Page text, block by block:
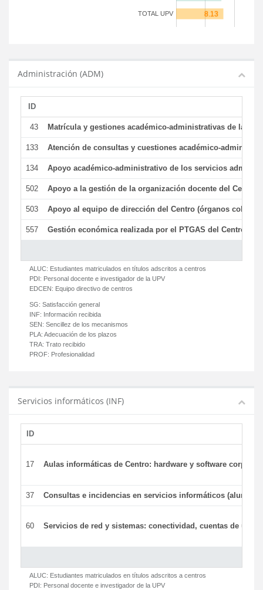
TOTAL UPV
Administración (ADM)
ID
43 Matrícula y gestiones académico-administrativas de la
133 Atención de consultas y cuestiones académico-
134 Apoyo académico-administrativo de los servicios
502 Apoyo a la gestión de la organización docente del Centro
503 Apoyo al equipo de dirección del Centro (órganos
557 Gestión económica realizada por el PTGAS del Centro
ALUC: Estudiantes matriculados en títulos adscritos a centros
PDI: Personal docente e investigador de la UPV
EDCEN: Equipo directivo de centros
SG: Satisfacción general
INF: Información recibida
SEN: Sencillez de los mecanismos
PLA: Adecuación de los plazos
TRA: Trato recibido
PROF: Profesionalidad
Servicios informáticos (INF)
ID
17 Aulas informáticas de Centro: hardware y software
37 Consultas e incidencias en servicios informáticos (alumnos)
60 Servicios de red y sistemas: conectividad, cuentas de
ALUC: Estudiantes matriculados en títulos adscritos a centros
PDI: Personal docente e investigador de la UPV